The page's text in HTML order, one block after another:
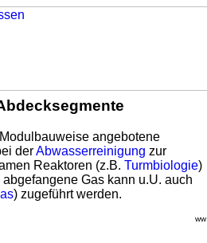
angebotene
derAbwasserreinigung zur
Reaktoren (z.B. Turmbiologie)
Gas kann u.U. auch
) zugeführt werden.
ww